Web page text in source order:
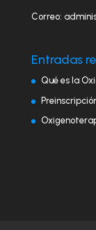
Correo:
Entradas
Qué es la